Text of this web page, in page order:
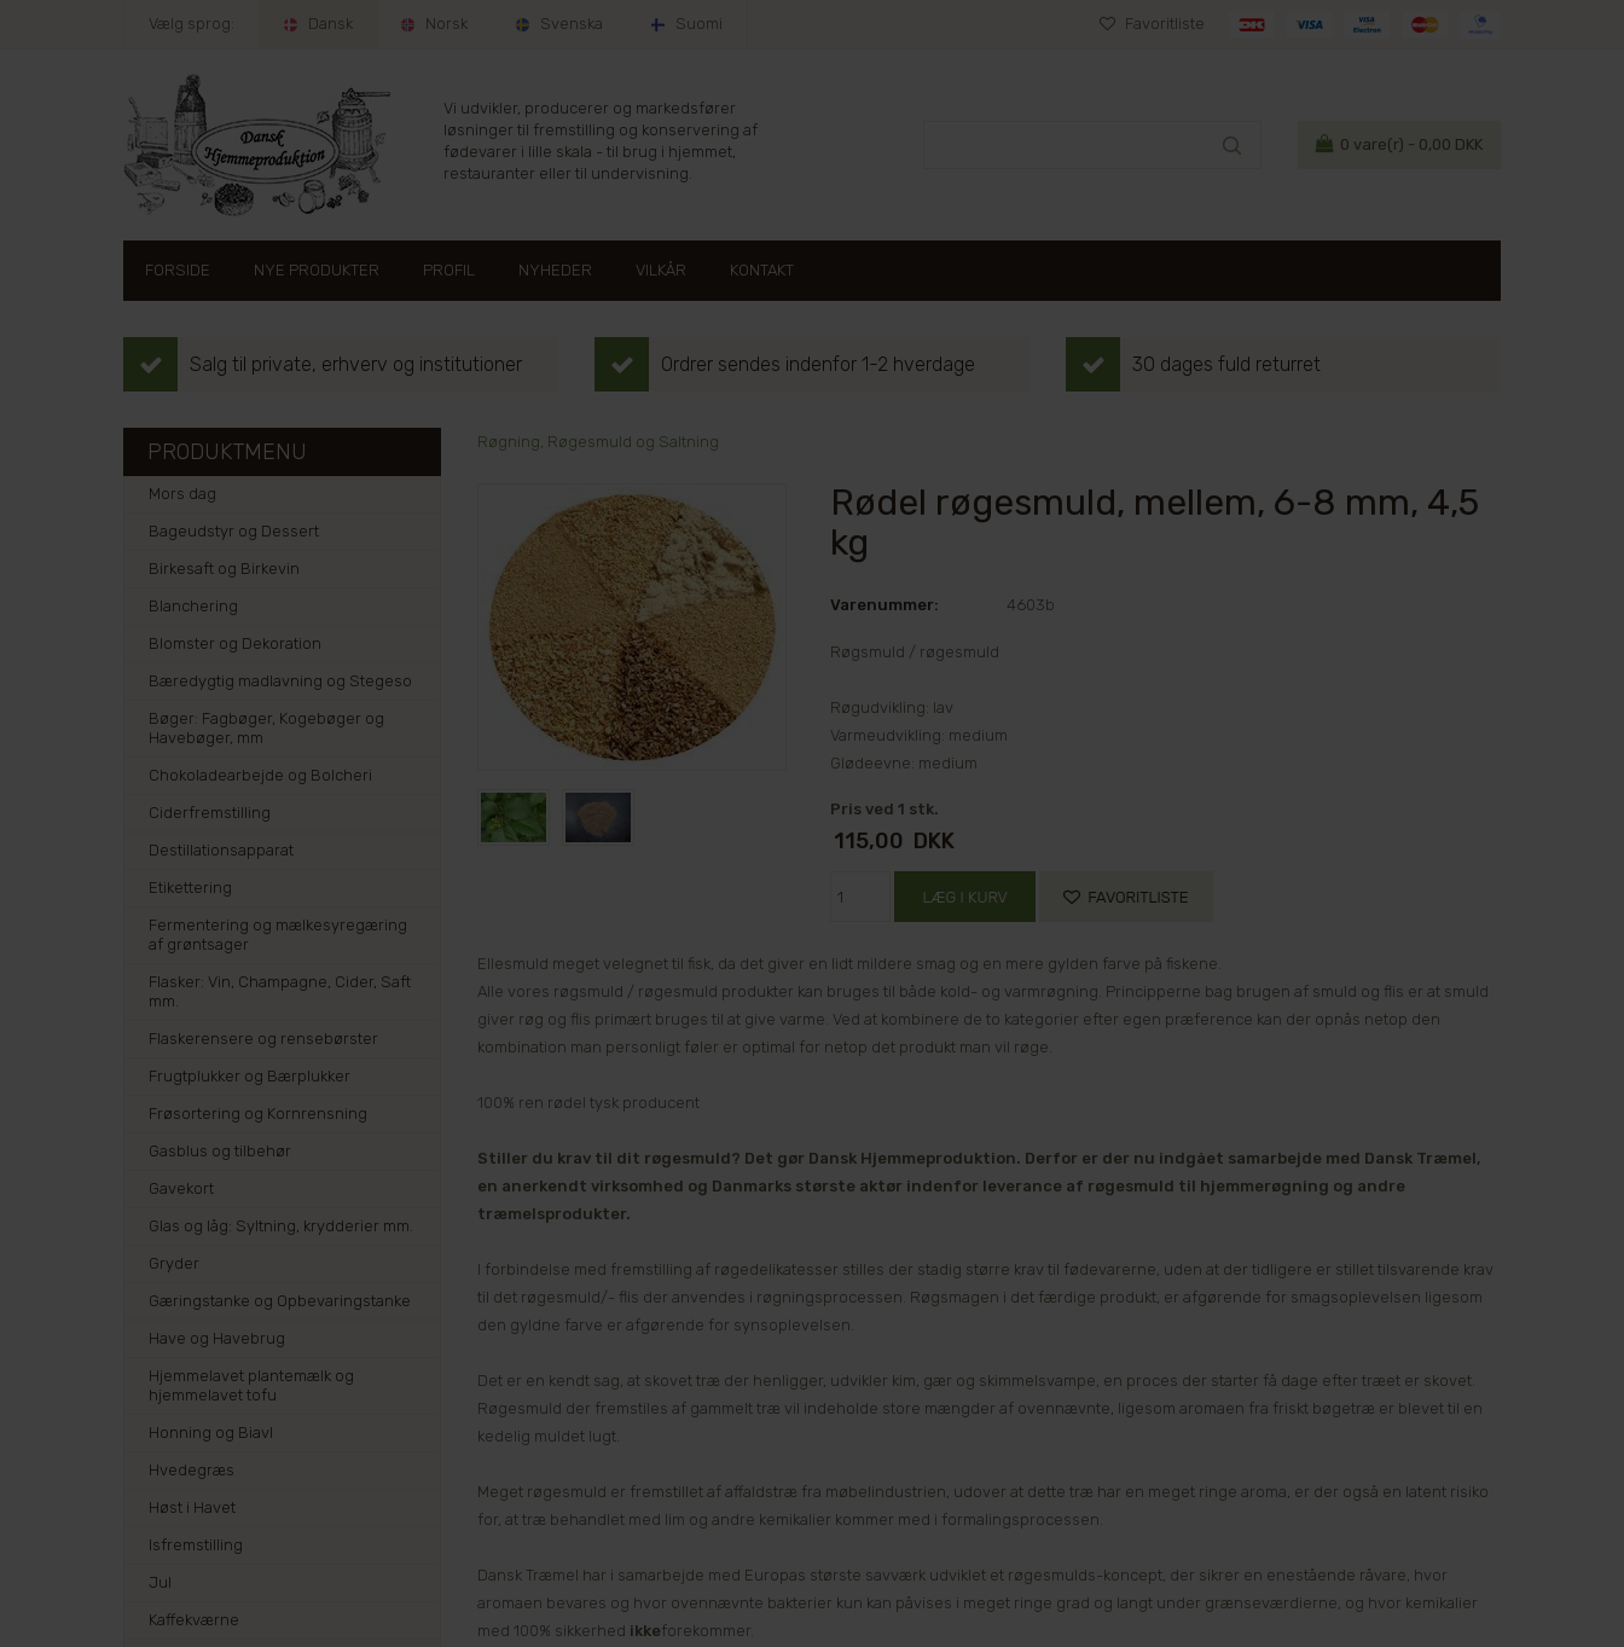
Vælg sprog: Dansk Norsk Svenska Suomi Favoritliste
Vi udvikler, producerer og markedsfører
løsninger til fremstilling og konservering af
fødevarer i lille skala - til brug i hjemmet,
restauranter eller til undervisning.
0 vare(r) - 0,00 DKK
FORSIDE NYE PRODUKTER PROFIL NYHEDER VILKÅR KONTAKT
Salg til private, erhverv og institutioner Ordrer sendes indenfor 1-2 hverdage 30 dages fuld returret
Røgning, Røgesmuld og Saltning
Rødel røgesmuld, mellem, 6-8 mm, 4,5
kg
Varenummer: 4603b
Røgsmuld / røgesmuld
Røgudvikling: lav
Varmeudvikling: medium
Glødeevne: medium
Pris ved 1 stk.
115,00 DKK
Ellesmuld meget velegnet til fisk, da det giver en lidt mildere smag og en mere gylden farve på fiskene.
Alle vores røgsmuld / røgesmuld produkter kan bruges til både kold- og varmrøgning. Principperne bag brugen af smuld og flis er at smuld
giver røg og flis primært bruges til at give varme. Ved at kombinere de to kategorier efter egen præference kan der opnås netop den
kombination man personligt føler er optimal for netop det produkt man vil røge.
100% ren rødel tysk producent
Stiller du krav til dit røgesmuld? Det gør Dansk Hjemmeproduktion. Derfor er der nu indgået samarbejde med Dansk Træmel,
en anerkendt virksomhed og Danmarks største aktør indenfor leverance af røgesmuld til hjemmerøgning og andre
træmelsprodukter.
I forbindelse med fremstilling af røgedelikatesser stilles der stadig større krav til fødevarerne, uden at der tidligere er stillet tilsvarende krav
til det røgesmuld/- flis der anvendes i røgningsprocessen. Røgsmagen i det færdige produkt, er afgørende for smagsoplevelsen ligesom
den gyldne farve er afgørende for synsoplevelsen.
Det er en kendt sag, at skovet træ der henligger, udvikler kim, gær og skimmelsvampe, en proces der starter få dage efter træet er skovet.
Røgesmuld der fremstiles af gammelt træ vil indeholde store mængder af ovennævnte, ligesom aromaen fra friskt bøgetræ er blevet til en
kedelig muldet lugt.
Meget røgesmuld er fremstillet af affaldstræ fra møbelindustrien, udover at dette træ har en meget ringe aroma, er der også en latent risiko
for, at træ behandlet med lim og andre kemikalier kommer med i formalingsprocessen.
Dansk Træmel har i samarbejde med Europas største savværk udviklet et røgesmulds-koncept, der sikrer en enestående råvare, hvor
aromaen bevares og hvor ovennævnte bakterier kun kan påvises i meget ringe grad og langt under grænseværdierne, og hvor kemikalier
med 100% sikkerhed ikkeforekommer.
PRODUKTMENU
Mors dag
Bageudstyr og Dessert
Birkesaft og Birkevin
Blanchering
Blomster og Dekoration
Bæredygtig madlavning og Stegeso
Bøger: Fagbøger, Kogebøger og
Havebøger, mm
Chokoladearbejde og Bolcheri
Ciderfremstilling
Destillationsapparat
Etikettering
Fermentering og mælkesyregæring
af grøntsager
Flasker: Vin, Champagne, Cider, Saft
mm.
Flaskerensere og rensebørster
Frugtplukker og Bærplukker
Frøsortering og Kornrensning
Gasblus og tilbehør
Gavekort
Glas og låg: Syltning, krydderier mm.
Gryder
Gæringstanke og Opbevaringstanke
Have og Havebrug
Hjemmelavet plantemælk og
hjemmelavet tofu
Honning og Biavl
Hvedegræs
Høst i Havet
Isfremstilling
Jul
Kaffekværne